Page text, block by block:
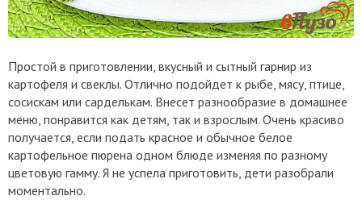
Простой в приготовлении, вкусный и сытный гарнир из
картофеля и свеклы. Отлично подойдет к рыбе, мясу, птице,
сосискам или сарделькам. Внесет разнообразие в домашнее
меню, понравится как детям, так и взрослым. Очень красиво
получается, если подать красное и обычное белое
картофельное пюрена одном блюде изменяя по разному
цветовую гамму. Я не успела приготовить, дети разобрали
моментально.